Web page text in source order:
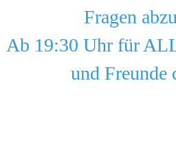
Fragen
Ab 19:30 Uhr für
und Freunde